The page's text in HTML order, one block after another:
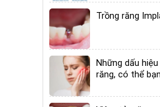
Trồng răng
Những dấu
răng, có thể